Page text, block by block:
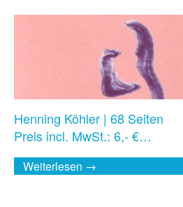
Henning Köhler | 68 Seiten
Preis incl. MwSt.: 6,- €…
Weiterlesen →